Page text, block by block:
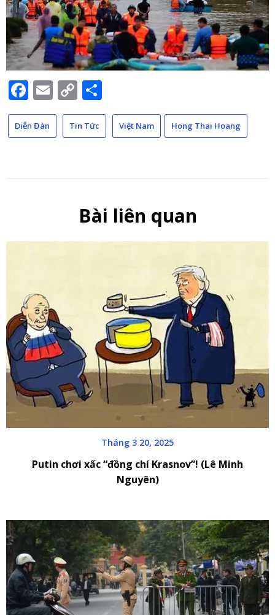
Facebook
Email
Copy
Link
Diễn Đàn Tin Tức Việt Nam Hong Thai Hoang
Bài liên quan
Tháng 3 20, 2025
Putin chơi xấc “đồng chí Krasnov”! (Lê Minh
Nguyên)